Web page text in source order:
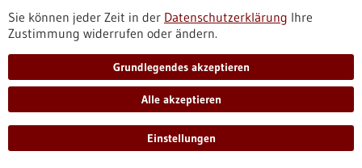
Zellen sowohl Anhaftung als auch Bewegung zu ermöglichen.
Das Markerprotein Paxillin steht im Zentrum ihres Interesses.
https://www.gesundheitsindustrie-
bw.de/fachbeitrag/pm/zusammenhalt-auf-zellulaerer-
ebene-beweglich-und-doch-stabil
Fachbeitrag - 05.09.2024
Sie können jeder Zeit in der Datenschutzerklärung Ihre
Zustimmung widerrufen oder ändern.
Grundlegendes akzeptieren
Alle akzeptieren
Einstellungen